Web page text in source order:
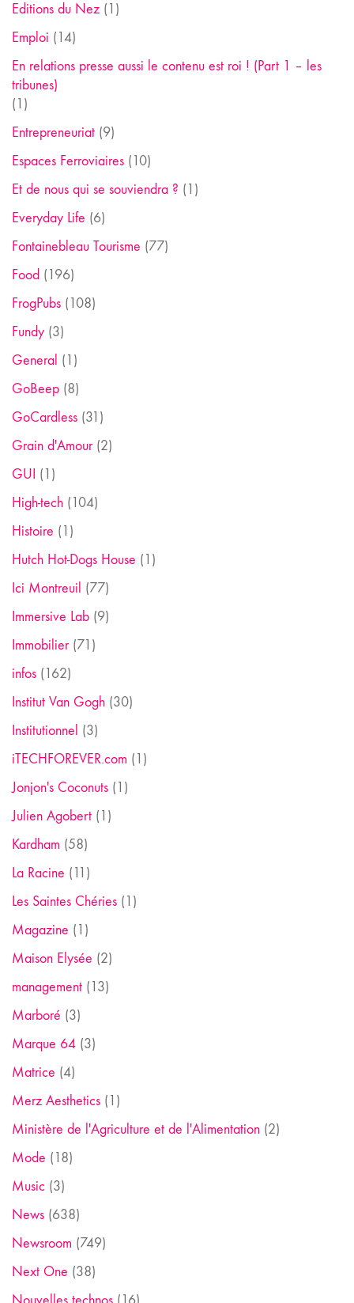
Editions du Nez (1)
Emploi (14)
En relations presse aussi le contenu est roi ! (Part 1 – les
tribunes)
(1)
Entrepreneuriat (9)
Espaces Ferroviaires (10)
Et de nous qui se souviendra ? (1)
Everyday Life (6)
Fontainebleau Tourisme (77)
Food (196)
FrogPubs (108)
Fundy (3)
General (1)
GoBeep (8)
GoCardless (31)
Grain d'Amour(2)
GUI (1)
High-tech (104)
Histoire (1)
Hutch Hot-Dogs House (1)
Ici Montreuil (77)
Immersive Lab (9)
Immobilier(71)
infos (162)
Institut Van Gogh (30)
Institutionnel (3)
iTECHFOREVER.com (1)
Jonjon's Coconuts (1)
Julien Agobert (1)
Kardham (58)
La Racine (11)
Les Saintes Chéries (1)
Magazine (1)
Maison Elysée (2)
management (13)
Marboré (3)
Marque 64 (3)
Matrice (4)
Merz Aesthetics (1)
Ministère de l'Agriculture et de l'Alimentation (2)
Mode (18)
Music (3)
News (638)
Newsroom (749)
Next One (38)